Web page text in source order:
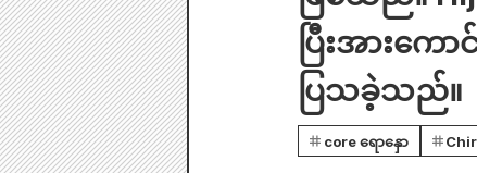
ပြီးအားကေ
ပြသခဲ့သည်။
core ရောနှော